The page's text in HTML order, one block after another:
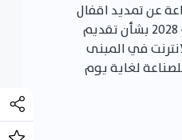
عن تمديد اقفال
الممارسة رقم 2 / 2026 - 2028 بشأن تقديم
في المبنى
لغاية يوم